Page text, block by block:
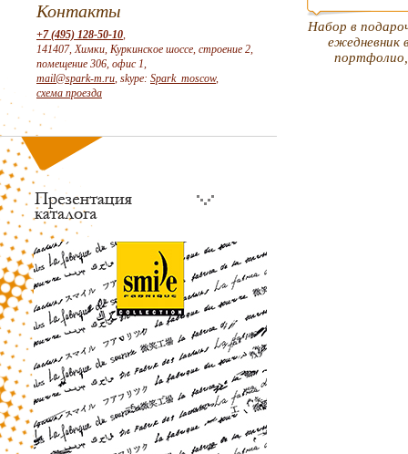
Контакты
+7 (495) 128-50-10,
141407, Химки, Куркинское шоссе, строение 2,
помещение 306, офис 1,
mail@spark-m.ru, skype: Spark_moscow,
схема проезда
Набор в
ежедневник